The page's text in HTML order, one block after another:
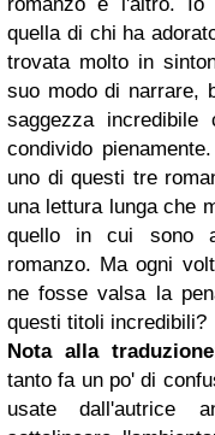
quella di chi ha
trovata molto in
suo modo di narrare,
saggezza
condivido
uno di questi tre
una lettura lunga che
quello in cui sono
romanzo. Ma ogni
ne fosse valsa la
questi titoli incredibili?
Nota alla traduzione
tanto fa un po' di
usate dall'autrice